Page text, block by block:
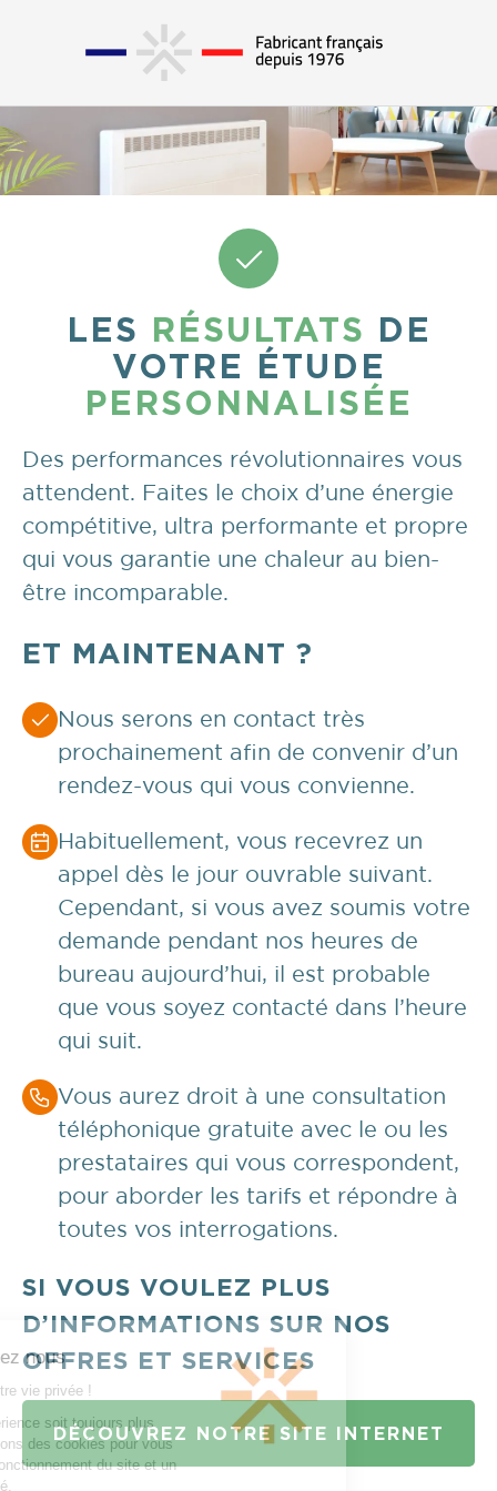
LES RÉSULTATS DE
VOTRE ÉTUDE
PERSONNALISÉE
Des performances révolutionnaires vous
attendent. Faites le choix d’une énergie
compétitive, ultra performante et propre
qui vous garantie une chaleur au bien-
être incomparable.
ET MAINTENANT ?
Nous serons en contact très
prochainement afin de convenir d’un
rendez-vous qui vous convienne.
Habituellement, vous recevrez un
appel dès le jour ouvrable suivant.
Cependant, si vous avez soumis votre
demande pendant nos heures de
bureau aujourd’hui, il est probable
que vous soyez contacté dans l’heure
qui suit.
Vous aurez droit à une consultation
téléphonique gratuite avec le ou les
prestataires qui vous correspondent,
pour aborder les tarifs et répondre à
toutes vos interrogations.
SI VOUS VOULEZ PLUS
D’INFORMATIONS SUR NOS
OFFRES ET SERVICES
DÉCOUVREZ NOTRE SITE INTERNET